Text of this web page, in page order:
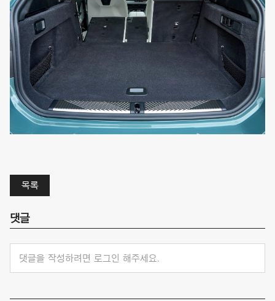
목록
댓글
댓글을 작성하려면 로그인 해주세요.